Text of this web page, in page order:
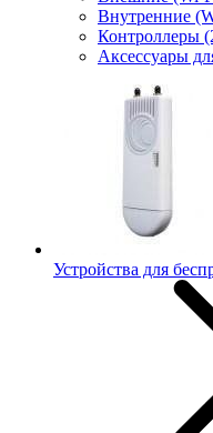
Внутренние
Контроллеры
Аксессуары
Устройства для